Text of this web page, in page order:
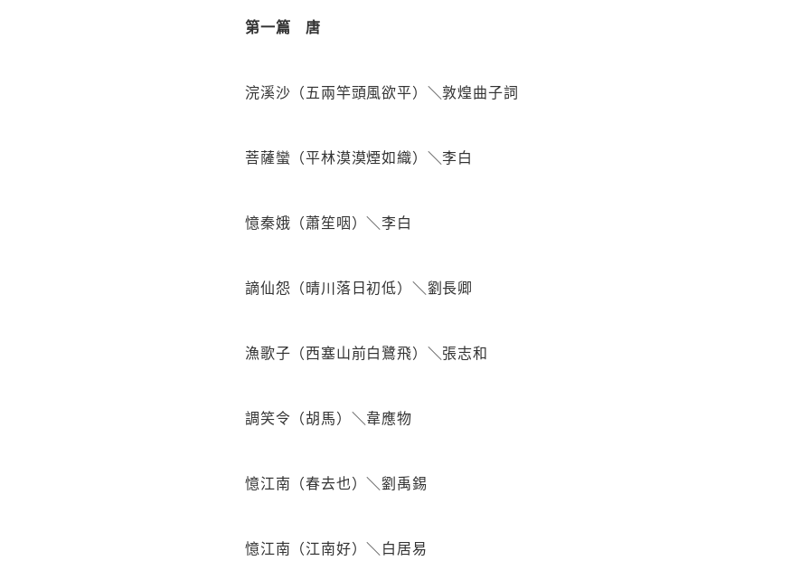
第一篇 唐
浣溪沙（五兩竿頭風欲平）＼敦煌曲子詞
菩薩蠻（平林漠漠煙如織）＼李白
憶秦娥（蕭笙咽）＼李白
謫仙怨（晴川落日初低）＼劉長卿
漁歌子（西塞山前白鷺飛）＼張志和
調笑令（胡馬）＼韋應物
憶江南（春去也）＼劉禹錫
憶江南（江南好）＼白居易